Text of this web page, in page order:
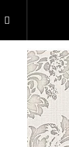
Nákupní
košík